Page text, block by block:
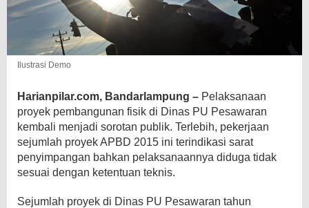
Ilustrasi Demo
Harianpilar.com, Bandarlampung – Pelaksanaan
proyek pembangunan fisik di Dinas PU Pesawaran
kembali menjadi sorotan publik. Terlebih, pekerjaan
sejumlah proyek APBD 2015 ini terindikasi sarat
penyimpangan bahkan pelaksanaannya diduga tidak
sesuai dengan ketentuan teknis.
Sejumlah proyek di Dinas PU Pesawaran tahun